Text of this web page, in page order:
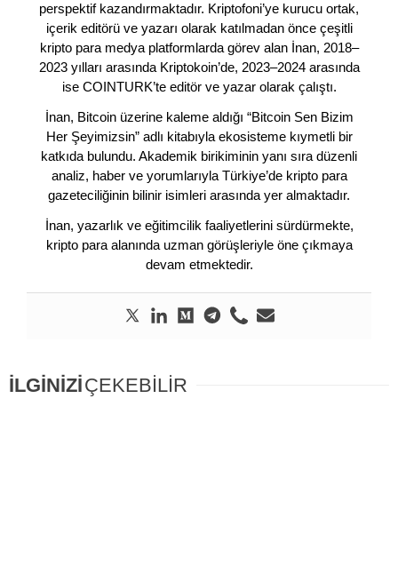
perspektif kazandırmaktadır. Kriptofoni’ye kurucu ortak,
içerik editörü ve yazarı olarak katılmadan önce çeşitli
kripto para medya platformlarda görev alan İnan, 2018–
2023 yılları arasında Kriptokoin’de, 2023–2024 arasında
ise COINTURK’te editör ve yazar olarak çalıştı.
İnan, Bitcoin üzerine kaleme aldığı “Bitcoin Sen Bizim
Her Şeyimizsin” adlı kitabıyla ekosisteme kıymetli bir
katkıda bulundu. Akademik birikiminin yanı sıra düzenli
analiz, haber ve yorumlarıyla Türkiye’de kripto para
gazeteciliğinin bilinir isimleri arasında yer almaktadır.
İnan, yazarlık ve eğitimcilik faaliyetlerini sürdürmekte,
kripto para alanında uzman görüşleriyle öne çıkmaya
devam etmektedir.
İLGİNİZİÇEKEBİLİR